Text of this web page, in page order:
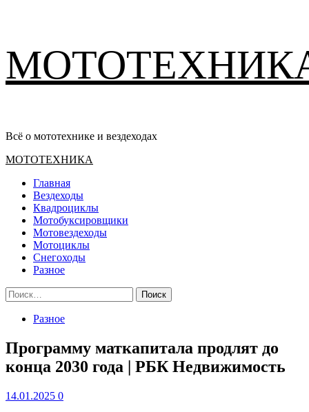
содержимому
Всё о мототехнике и вездеходах
Основное
МОТОТЕХНИКА
Главная
Вездеходы
Квадроциклы
Мотобуксировщики
Мотовездеходы
Мотоциклы
Снегоходы
Разное
Найти:
Разное
Программу маткапитала продлят до
конца 2030 года | РБК Недвижимость
14.01.2025 0